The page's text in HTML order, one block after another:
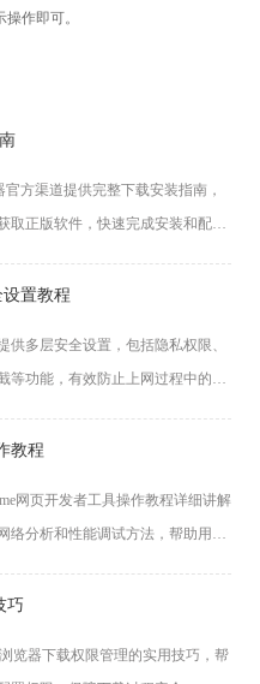
作即可。
官方渠道提供完整下载安装指南，
取正版软件，快速完成安装和配
置教程
供多层安全设置，包括隐私权限、
等功能，有效防止上网过程中的安
教程
网页开发者工具操作教程详细讲解
络分析和性能调试方法，帮助用户
巧
览器下载权限管理的实用技巧，帮